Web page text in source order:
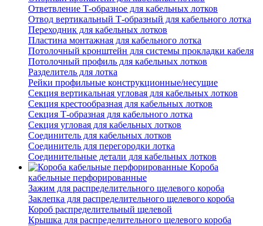
Ответвление Т-образное для кабельных лотков
Отвод вертикальный Т-образный для кабельного лотка
Переходник для кабельных лотков
Пластина монтажная для кабельного лотка
Потолочный кронштейн для системы прокладки кабеля
Потолочный профиль для кабельных лотков
Разделитель для лотка
Рейки профильные конструкционные/несущие
Секция вертикальная угловая для кабельных лотков
Секция крестообразная для кабельных лотков
Секция Т-образная для кабельного лотка
Секция угловая для кабельных лотков
Соединитель для кабельных лотков
Соединитель для перегородки лотка
Соединительные детали для кабельных лотков
Короба
кабельные перфорированные
Зажим для распределительного щелевого короба
Заклепка для распределительного щелевого короба
Короб распределительный щелевой
Крышка для распределительного щелевого короба